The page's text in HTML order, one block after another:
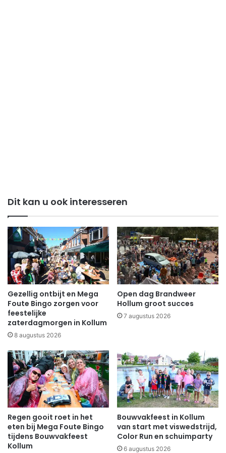
Dit kan u ook interesseren
Gezellig ontbijt en Mega
Foute Bingo zorgen voor
feestelijke
zaterdagmorgen in Kollum
8 augustus 2026
Open dag Brandweer
Hollum groot succes
7 augustus 2026
Regen gooit roet in het
eten bij Mega Foute Bingo
tijdens Bouwvakfeest
Kollum
Bouwvakfeest in Kollum
van start met viswedstrijd,
Color Run en schuimparty
6 augustus 2026